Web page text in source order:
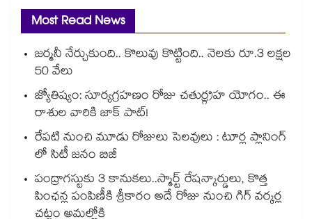
Most Read News
జర్మనీ నేర్చుకుంది.. కొలువు కొట్టింది.. నెలకు రూ.3 లక్షల
50 వేలు
జ్యోతిష్యం: సూర్యగ్రహణం రోజు చతుర్గ్రహ యోగం.. ఈ
రాశుల వారికి జాక్ పాట్!
రేపటి నుంచి మూడు రోజులు సెలవులు : టూర్ల ప్లానింగ్
లో సిటీ జనం బిజీ
పంద్రాగస్టుకు 3 కానుకలు..స్మార్ట్ రేషన్కార్డులు, కొత్త
పింఛన్ల పంపిణీకి శ్రీకారం అదే రోజు నుంచి గిగ్ వర్కర్ల